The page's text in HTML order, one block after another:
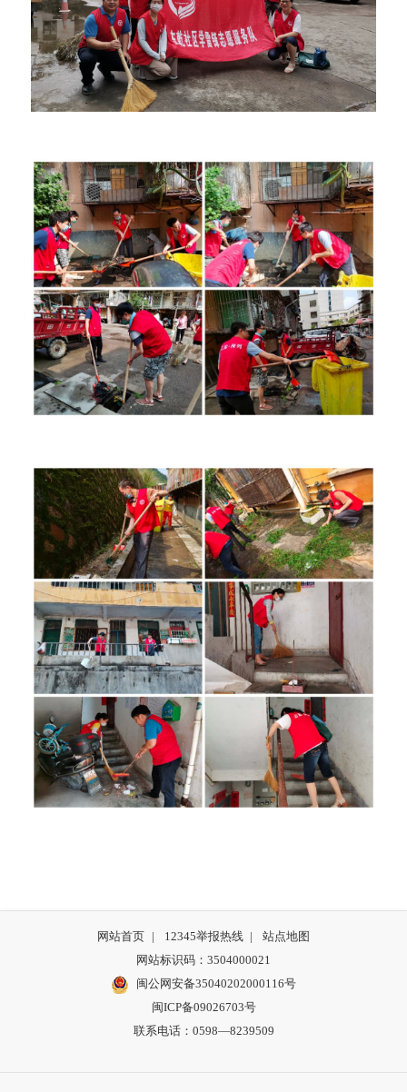
网站首页 | 12345举报热线 |
站点地图
网站标识码：3504000021
闽公网安备35040202000116号
闽ICP备09026703号
联系电话：0598—8239509